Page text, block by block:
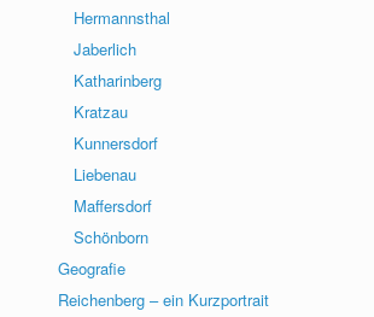
Hermannsthal
Jaberlich
Katharinberg
Kratzau
Kunnersdorf
Liebenau
Maffersdorf
Schönborn
Geografie
Reichenberg – ein Kurzportrait